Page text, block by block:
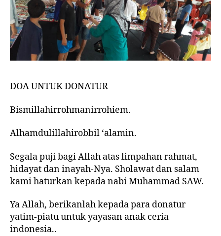
DOA UNTUK DONATUR
Bismillahirrohmanirrohiem.
Alhamdulillahirobbil ‘alamin.
Segala puji bagi Allah atas limpahan rahmat,
hidayat dan inayah-Nya. Sholawat dan salam
kami haturkan kepada nabi Muhammad SAW.
Ya Allah, berikanlah kepada para donatur
yatim-piatu untuk yayasan anak ceria
indonesia..